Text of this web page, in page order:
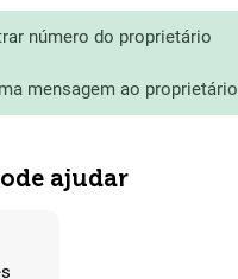
número do proprietário
mensagem ao proprietário
ajudar